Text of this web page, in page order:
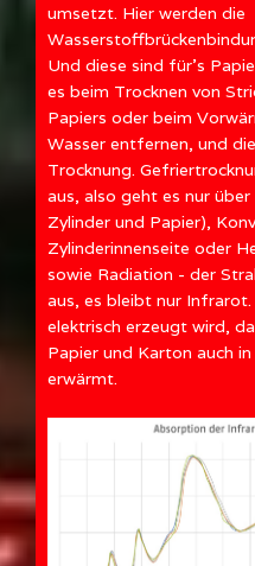
umsetzt. Hier werden die
Und diese sind für's
es beim Trocknen von
Papiers oder beim
Wasser entfernen, und
Trocknung.
aus, also geht es nur
Zylinder und Papier),
Zylinderinnenseite oder
sowie Radiation - der
aus, es bleibt nur
elektrisch erzeugt wird,
Papier und Karton auch
erwärmt.